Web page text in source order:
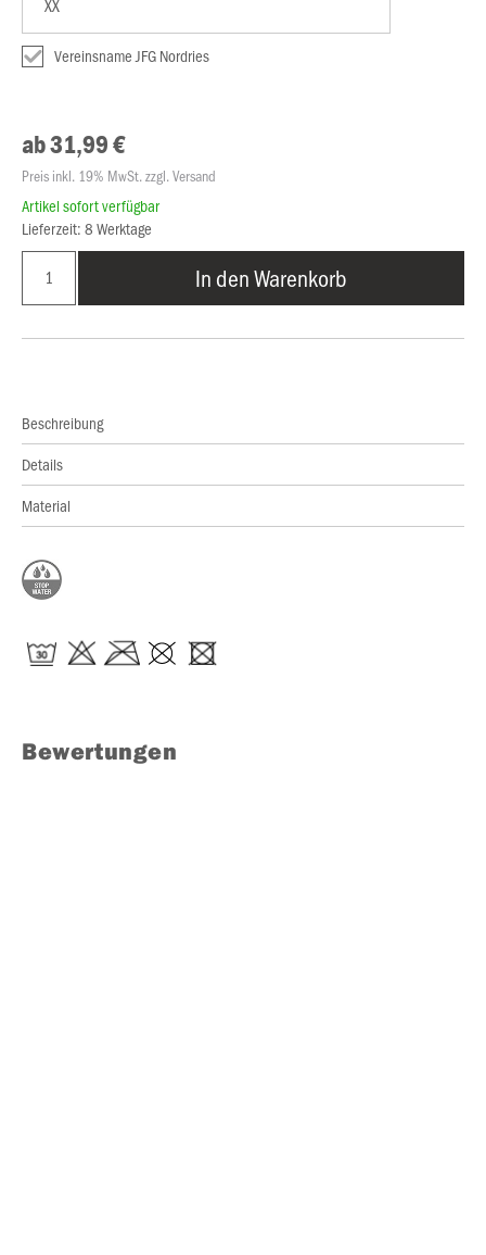
Vereinsname JFG Nordries
ab 31,99 €
Preis inkl. 19% MwSt. zzgl. Versand
Artikel sofort verfügbar
Lieferzeit: 8 Werktage
In den Warenkorb
Beschreibung
Details
Material
Bewertungen